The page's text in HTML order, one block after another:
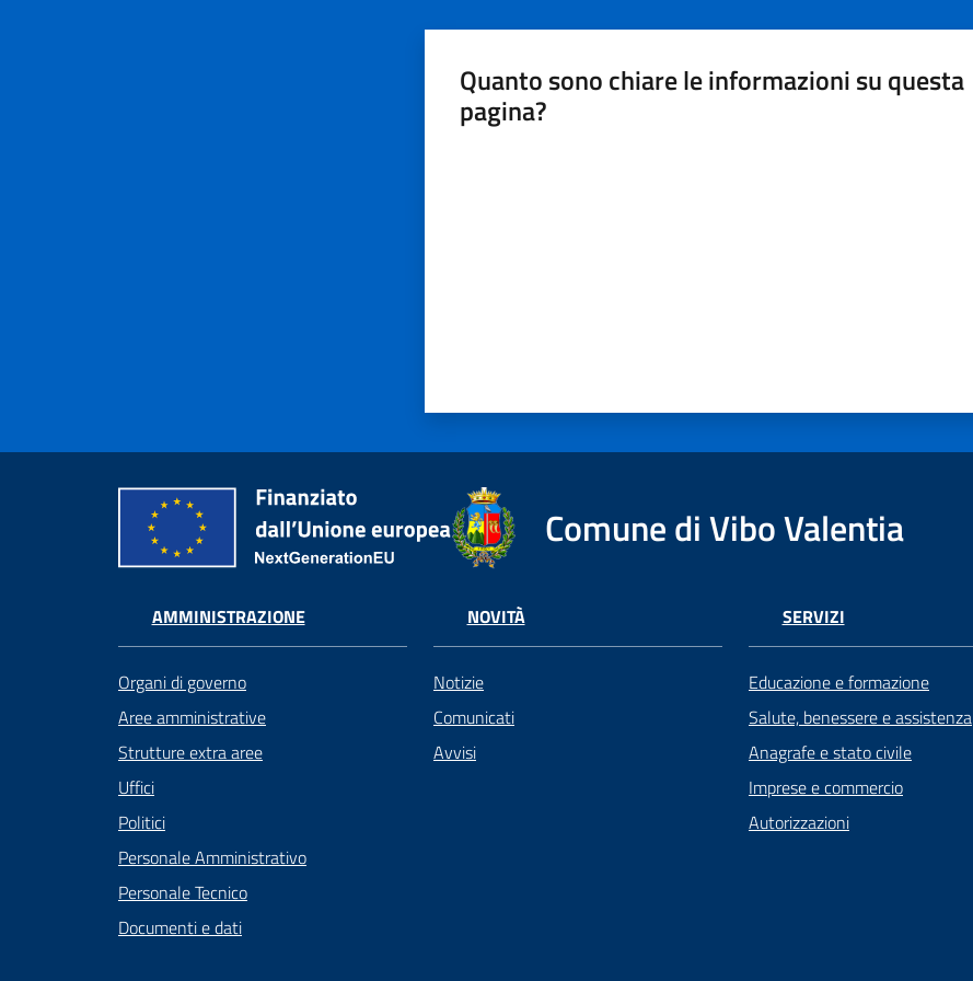
Quanto sono chiare le informazioni su questa
pagina?
Comune di Vibo Valentia
AMMINISTRAZIONE
Organi di governo
Aree amministrative
Strutture extra aree
Uffici
Politici
Personale Amministrativo
Personale Tecnico
Documenti e dati
NOVITÀ
Notizie
Comunicati
Avvisi
SERVIZI
Educazione e formazione
Salute, benessere e assistenza
Anagrafe e stato civile
Imprese e commercio
Autorizzazioni